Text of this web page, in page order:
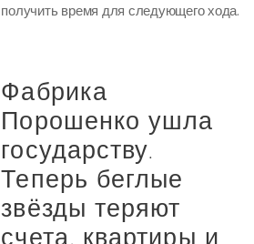
получить время для следующего хода.
Фабрика
Порошенко ушла
государству.
Теперь беглые
звёзды теряют